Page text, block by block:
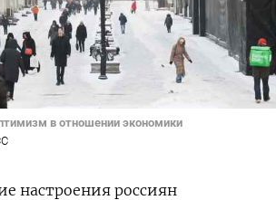
в отношении экономики
настроения россиян